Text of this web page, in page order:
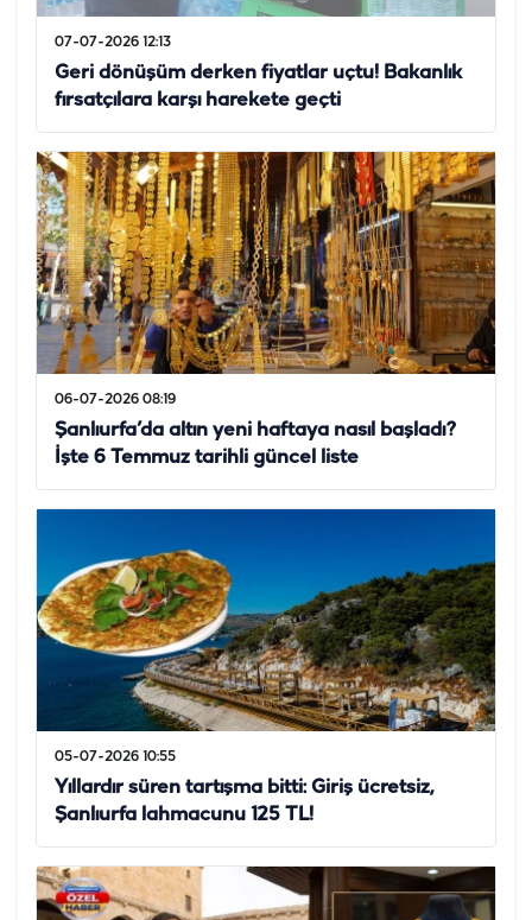
07-07-2026 12:13
Geri dönüşüm derken fiyatlar uçtu! Bakanlık
fırsatçılara karşı harekete geçti
06-07-2026 08:19
Şanlıurfa’da altın yeni haftaya nasıl başladı?
İşte 6 Temmuz tarihli güncel liste
05-07-2026 10:55
Yıllardır süren tartışma bitti: Giriş ücretsiz,
Şanlıurfa lahmacunu 125 TL!